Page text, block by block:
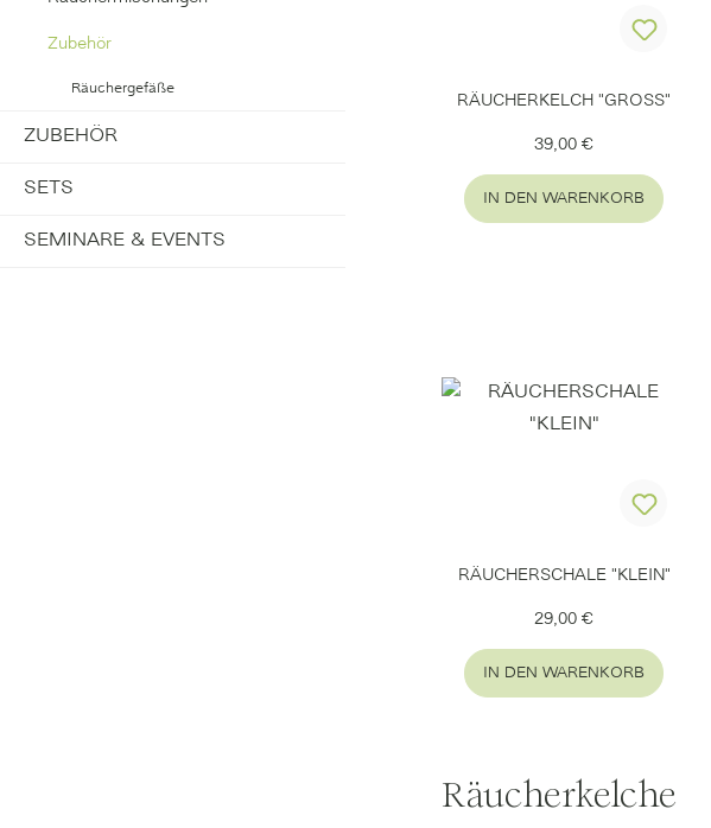
Zubehör
Räuchergefäße
ZUBEHÖR
SETS
SEMINARE & EVENTS
RÄUCHERKELCH "GROSS"
Regulärer Preis:
39,00 €
IN DEN WARENKORB
RÄUCHERSCHALE "KLEIN"
Regulärer Preis:
29,00 €
IN DEN WARENKORB
Räucherkelche